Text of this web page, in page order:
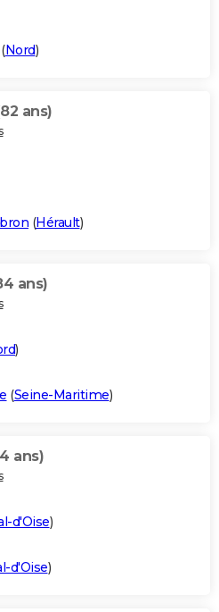
(Nord)
ans)
(Hérault)
ans)
)
(Seine-Maritime)
ans)
d'Oise)
d'Oise)